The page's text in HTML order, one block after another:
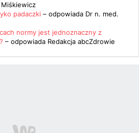
padaczki – odpowiada Dr n. med.
normy jest jednoznaczny z
– odpowiada Redakcja abcZdrowie